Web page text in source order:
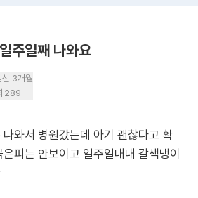
주일째 나와요
신 3개월
289
와서 병원갔는데 아기 괜찮다고 확
피는 안보이고 일주일내내 갈색냉이